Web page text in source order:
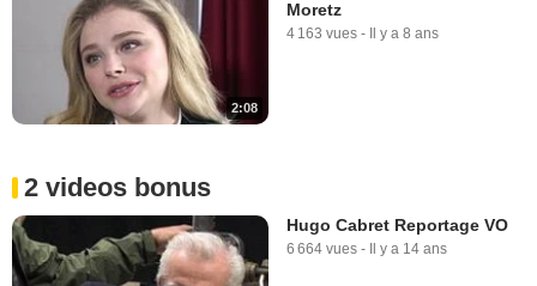
2:08
Moretz
4 163 vues - Il y a 8 ans
2 videos bonus
Hugo Cabret Reportage VO
6 664 vues - Il y a 14 ans